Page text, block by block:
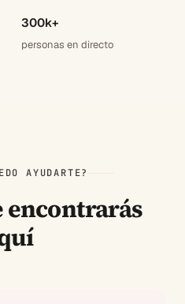
300k+
personas en directo
AYUDARTE?
encontrarás